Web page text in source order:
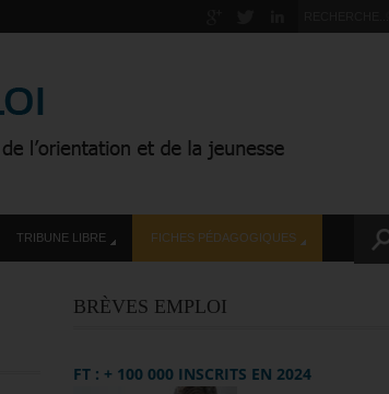
TRIBUNE LIBRE FICHES PÉDAGOGIQUES
BRÈVES EMPLOI
FT : + 100 000 INSCRITS EN 2024